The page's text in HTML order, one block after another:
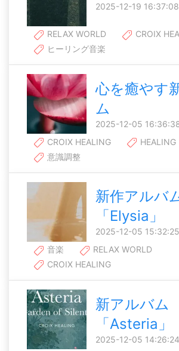
2025-12-19 16:37:08
RELAX WORLD
CROIX
ヒーリング音楽
心を癒やす
ム
2025-12-05
CROIX HEALING
HEALING
意識調整
新作アルバ
「Elysia」
2025-12-05 15:32:25
音楽
RELAX WORLD
CROIX HEALING
新アルバム
「Asteria」
2025-12-05 14:26:24